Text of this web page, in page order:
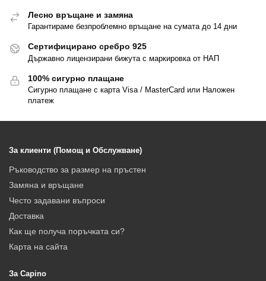
Лесно връщане и замяна
Гарантираме безпроблемно връщане на сумата до 14 дни
Сертифицирано сребро 925
Държавно лицензирани бижута с маркировка от НАП
100% сигурно плащане
Сигурно плащане с карта Visa / MasterCard или Наложен
платеж
За клиенти (Помощ и Обслужване)
Ръководство за размер на пръстен
Замяна и връщане
Често задавани въпроси
Доставка
Как ще получа поръчката си?
Карта на сайта
За Capino